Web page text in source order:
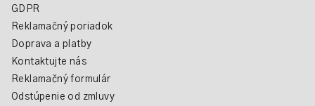
GDPR
Reklamačný poriadok
Doprava a platby
Kontaktujte nás
Reklamačný formulár
Odstúpenie od zmluvy